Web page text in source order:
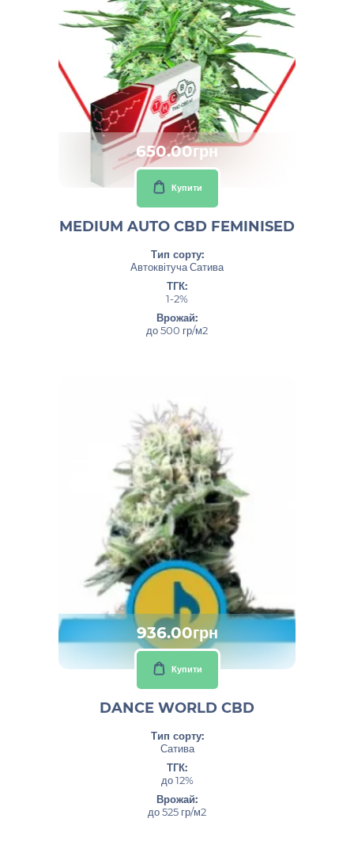
650.00грн
Купити
MEDIUM AUTO CBD FEMINISED
Тип сорту:
Автоквітуча Сатива
ТГК:
1-2%
Врожай:
до 500 гр/м2
936.00грн
Купити
DANCE WORLD CBD
Тип сорту:
Сатива
ТГК:
до 12%
Врожай:
до 525 гр/м2